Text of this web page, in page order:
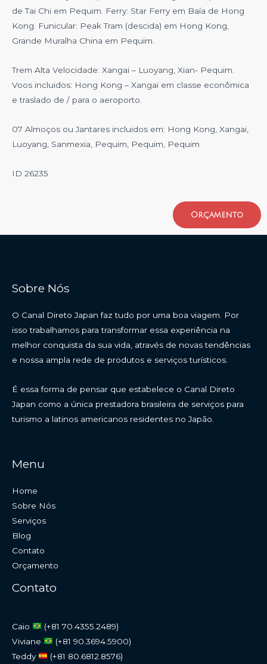
de Tai Chi em Pequim. Ferry: Star Ferry em Baía de Hong
Kong. Funicular: Peak Tram (descida) em Hong Kong,
Grande Muralha China em Pequim.
Trem Alta Velocidade: Xangai – Luoyang, Xian- Pequim.
Voos incluidos: Hong Kong – Xangai em classe econômica
e traslado de / para o aeroporto.
07 Almoços ou Jantares incluidos em: Hong Kong, Xangai,
Luoyang, Sanmexia, Pequim, Pequim, Pequim
ID 26235
Orçamento
Sobre Nós
O Canal Direto Japan faz tudo por uma boa viagem. Por
isso trabalhamos para transformar essa experiência na
melhor conquista da sua vida, através de novas tendências
e nossa ampla rede de produtos e serviços turísticos.
É essa forma de pensar que estabelece o Canal Direto
Japan como a única prestadora brasileira de serviços para
turismo a latinos americanos residentes no Japão.
Menu
Home
Sobre Nós
Serviços
Blog
Contato
Orçamento
Contato
Caio
(+81 70.4355.2489)
Viviane
(+81 90.3694.5900)
Teddy
(+81 80.6812.8576)